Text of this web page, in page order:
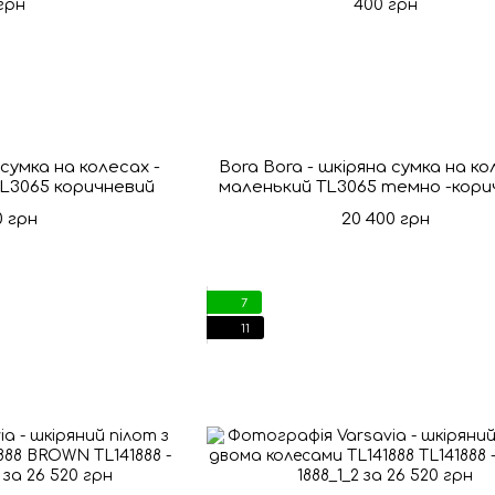
на колесах -
коричневий
грн
Bora Bora - шкіряна сумка на
маленький TL3065 темно -
20 400 грн
7
11